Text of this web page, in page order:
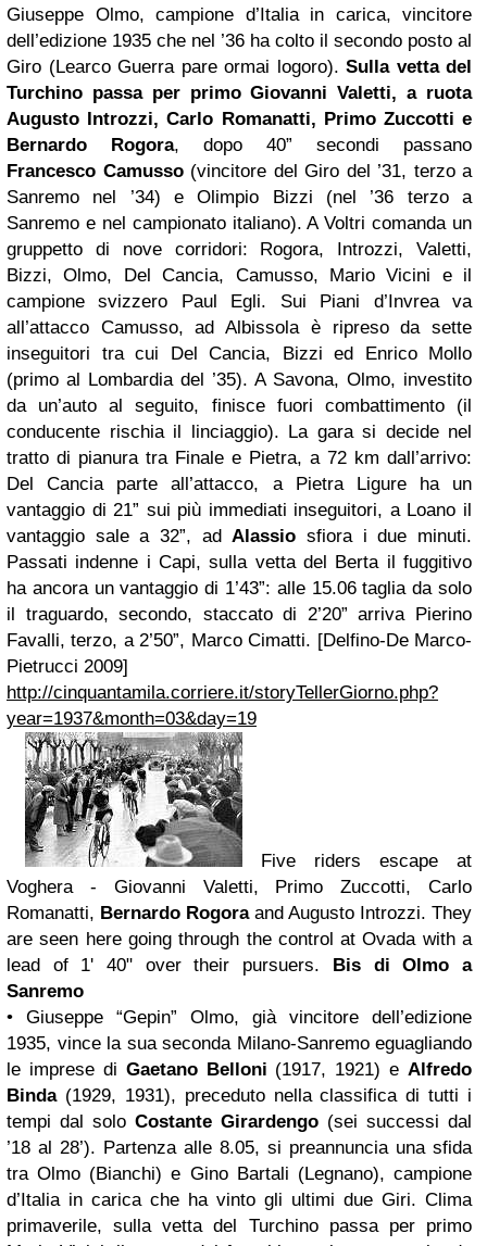
Giuseppe Olmo, campione d’Italia in carica, vincitore
dell’edizione 1935 che nel ’36 ha colto il secondo posto al
Giro (Learco Guerra pare ormai logoro). Sulla vetta del
Turchino passa per primo Giovanni Valetti, a ruota
Augusto Introzzi, Carlo Romanatti, Primo Zuccotti e
Bernardo Rogora, dopo 40” secondi passano
Francesco Camusso(vincitore del Giro del ’31, terzo a
Sanremo nel ’34) e Olimpio Bizzi (nel ’36 terzo a
Sanremo e nel campionato italiano). A Voltri comanda un
gruppetto di nove corridori: Rogora, Introzzi, Valetti,
Bizzi, Olmo, Del Cancia, Camusso, Mario Vicini e il
campione svizzero Paul Egli. Sui Piani d’Invrea va
all’attacco Camusso, ad Albissola è ripreso da sette
inseguitori tra cui Del Cancia, Bizzi ed Enrico Mollo
(primo al Lombardia del ’35). A Savona, Olmo, investito
da un’auto al seguito, finisce fuori combattimento (il
conducente rischia il linciaggio). La gara si decide nel
tratto di pianura tra Finale e Pietra, a 72 km dall’arrivo:
Del Cancia parte all’attacco, a Pietra Ligure ha un
vantaggio di 21” sui più immediati inseguitori, a Loano il
vantaggio sale a 32”, adAlassio sfiora i due minuti.
Passati indenne i Capi, sulla vetta del Berta il fuggitivo
ha ancora un vantaggio di 1’43”: alle 15.06 taglia da solo
il traguardo, secondo, staccato di 2’20” arriva Pierino
Favalli, terzo, a 2’50”, Marco Cimatti. [Delfino-De Marco-
Pietrucci 2009]
http://cinquantamila.corriere.it/storyTellerGiorno.php?
year=1937&month=03&day=19
Five riders escape at
Voghera - Giovanni Valetti, Primo Zuccotti, Carlo
Romanatti, Bernardo Rogora and Augusto Introzzi. They
are seen here going through the control at Ovada with a
lead of 1' 40" over their pursuers.
Bis di Olmo a
Sanremo
• Giuseppe “Gepin” Olmo, già vincitore dell’edizione
1935, vince la sua seconda Milano-Sanremo eguagliando
le imprese di Gaetano Belloni (1917, 1921) e Alfredo
Binda(1929, 1931), preceduto nella classifica di tutti i
tempi dal solo Costante Girardengo (sei successi dal
’18 al 28’). Partenza alle 8.05, si preannuncia una sfida
tra Olmo (Bianchi) e Gino Bartali (Legnano), campione
d’Italia in carica che ha vinto gli ultimi due Giri. Clima
primaverile, sulla vetta del Turchino passa per primo